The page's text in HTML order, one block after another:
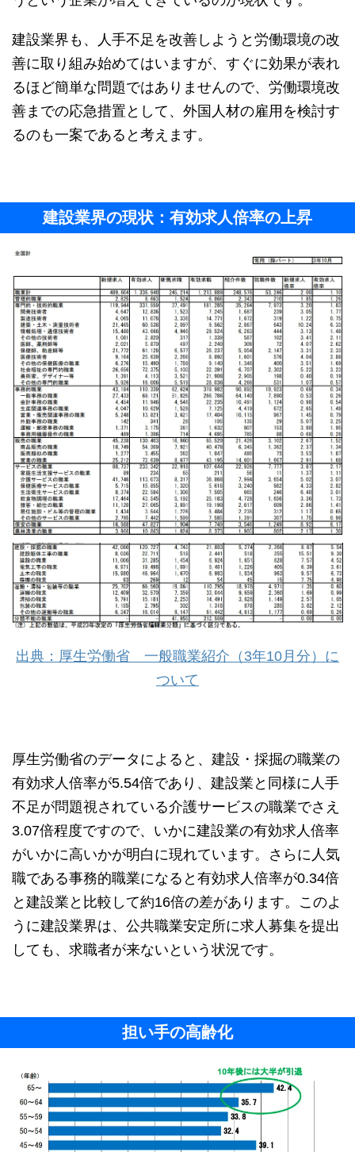
建設業界も、人手不足を改善しようと労働環境の改
善に取り組み始めてはいますが、すぐに効果が表れ
るほど簡単な問題ではありませんので、労働環境改
善までの応急措置として、外国人材の雇用を検討す
るのも一案であると考えます。
建設業界の現状：有効求人倍率の上昇
出典：厚生労働省 一般職業紹介（3年10月分）に
ついて
厚生労働省のデータによると、建設・採掘の職業の
有効求人倍率が5.54倍であり、建設業と同様に人手
不足が問題視されている介護サービスの職業でさえ
3.07倍程度ですので、いかに建設業の有効求人倍率
がいかに高いかが明白に現れています。さらに人気
職である事務的職業になると有効求人倍率が0.34倍
と建設業と比較して約16倍の差があります。このよ
うに建設業界は、公共職業安定所に求人募集を提出
しても、求職者が来ないという状況です。
担い手の高齢化